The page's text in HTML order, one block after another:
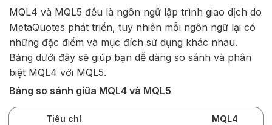
MQL4 và MQL5 đều là ngôn ngữ lập trình giao dịch do
MetaQuotes phát triển, tuy nhiên mỗi ngôn ngữ lại có
những đặc điểm và mục đích sử dụng khác nhau.
Bảng dưới đây sẽ giúp bạn dễ dàng so sánh và phân
biệt MQL4 với MQL5.
Bảng so sánh giữa MQL4 và MQL5
Tiêu chí MQL4